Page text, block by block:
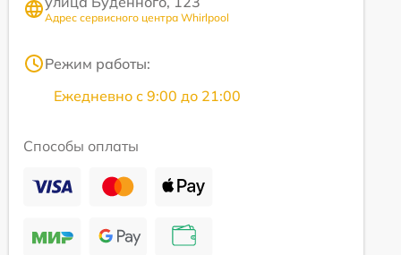
Адрес сервисного центра Whirlpool
Режим работы:
Ежедневно с 9:00 до 21:00
Способы оплаты